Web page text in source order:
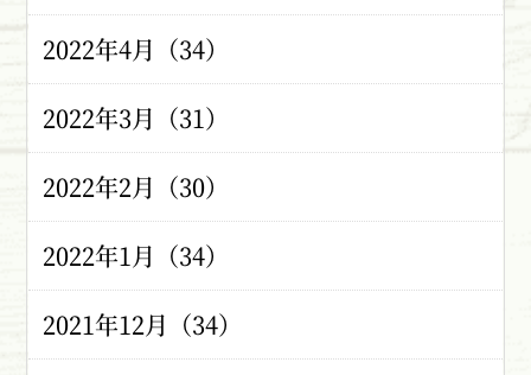
2022年4月（34）
2022年3月（31）
2022年2月（30）
2022年1月（34）
2021年12月（34）